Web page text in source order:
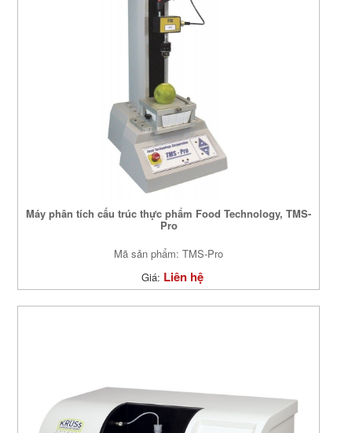
Máy phân tích cấu trúc thực phẩm Food Technology, TMS-
Pro
Mã sản phẩm: TMS-Pro
Giá: Liên hệ